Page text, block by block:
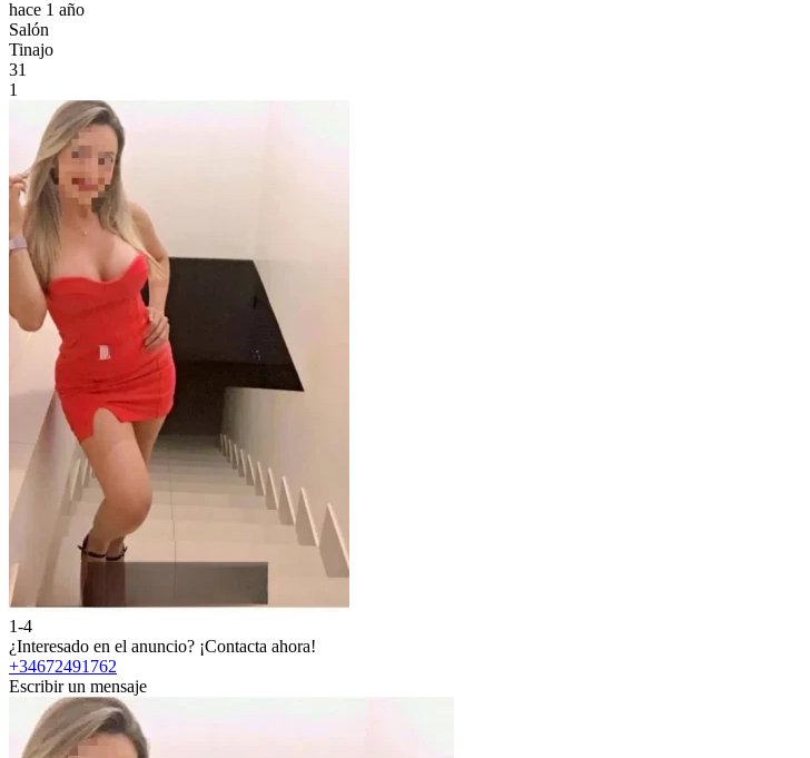
hace 1 año
Salón
Tinajo
31
1
1-4
¿Interesado en el anuncio? ¡Contacta ahora!
+34672491762
Escribir un mensaje